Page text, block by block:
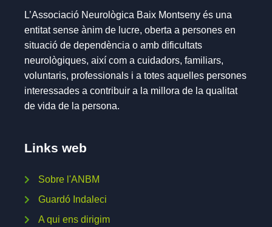
L’Associació Neurològica Baix Montseny és una
entitat sense ànim de lucre, oberta a persones en
situació de dependència o amb dificultats
neurològiques, així com a cuidadors, familiars,
voluntaris, professionals i a totes aquelles persones
interessades a contribuir a la millora de la qualitat
de vida de la persona.
Links web
Sobre l'ANBM
Guardó Indaleci
A qui ens dirigim